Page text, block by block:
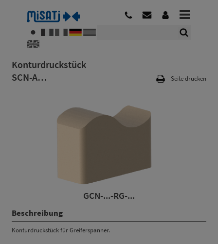
Konturdruckstück
SCN-A…
Seite drucken
GCN-...-RG-...
Beschreibung
Konturdruckstück für Greiferspanner.